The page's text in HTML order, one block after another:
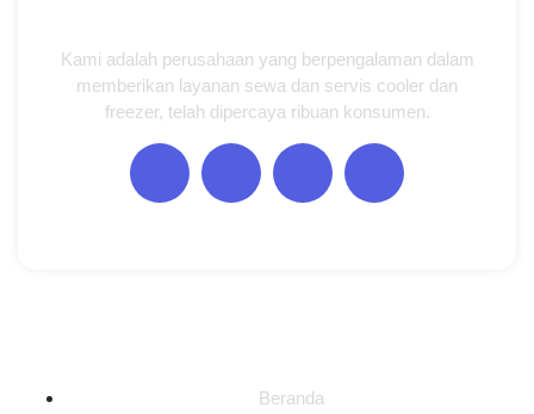
Kami adalah perusahaan yang berpengalaman dalam
memberikan layanan sewa dan servis cooler dan
freezer, telah dipercaya ribuan konsumen.
Beranda